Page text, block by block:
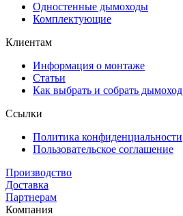
Одностенные дымоходы
Комплектующие
Клиентам
Информация о монтаже
Статьи
Как выбрать и собрать дымоход
Ссылки
Политика конфиденциальности
Пользовательское соглашение
Производство
Доставка
Партнерам
Компания